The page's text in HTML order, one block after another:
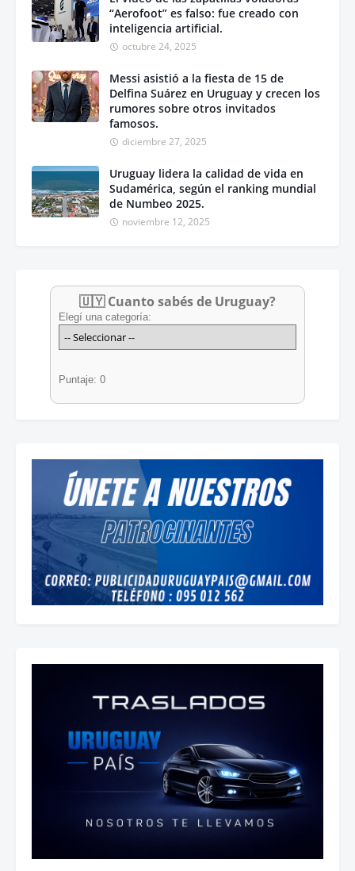
“Aerofoot” es falso: fue creado con
inteligencia artificial.
octubre 24, 2025
Messi asistió a la fiesta de 15 de
Delfina Suárez en Uruguay y crecen los
rumores sobre otros invitados
famosos.
diciembre 27, 2025
Uruguay lidera la calidad de vida en
Sudamérica, según el ranking mundial
de Numbeo 2025.
noviembre 12, 2025
🇺🇾 Cuanto sabés de Uruguay?
Elegí una categoría:
Puntaje: 0